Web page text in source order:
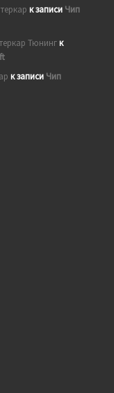
к записи Чип
Тюнингк
к записи Чип